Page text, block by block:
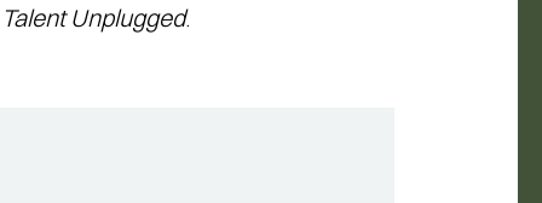
Talent Unplugged.